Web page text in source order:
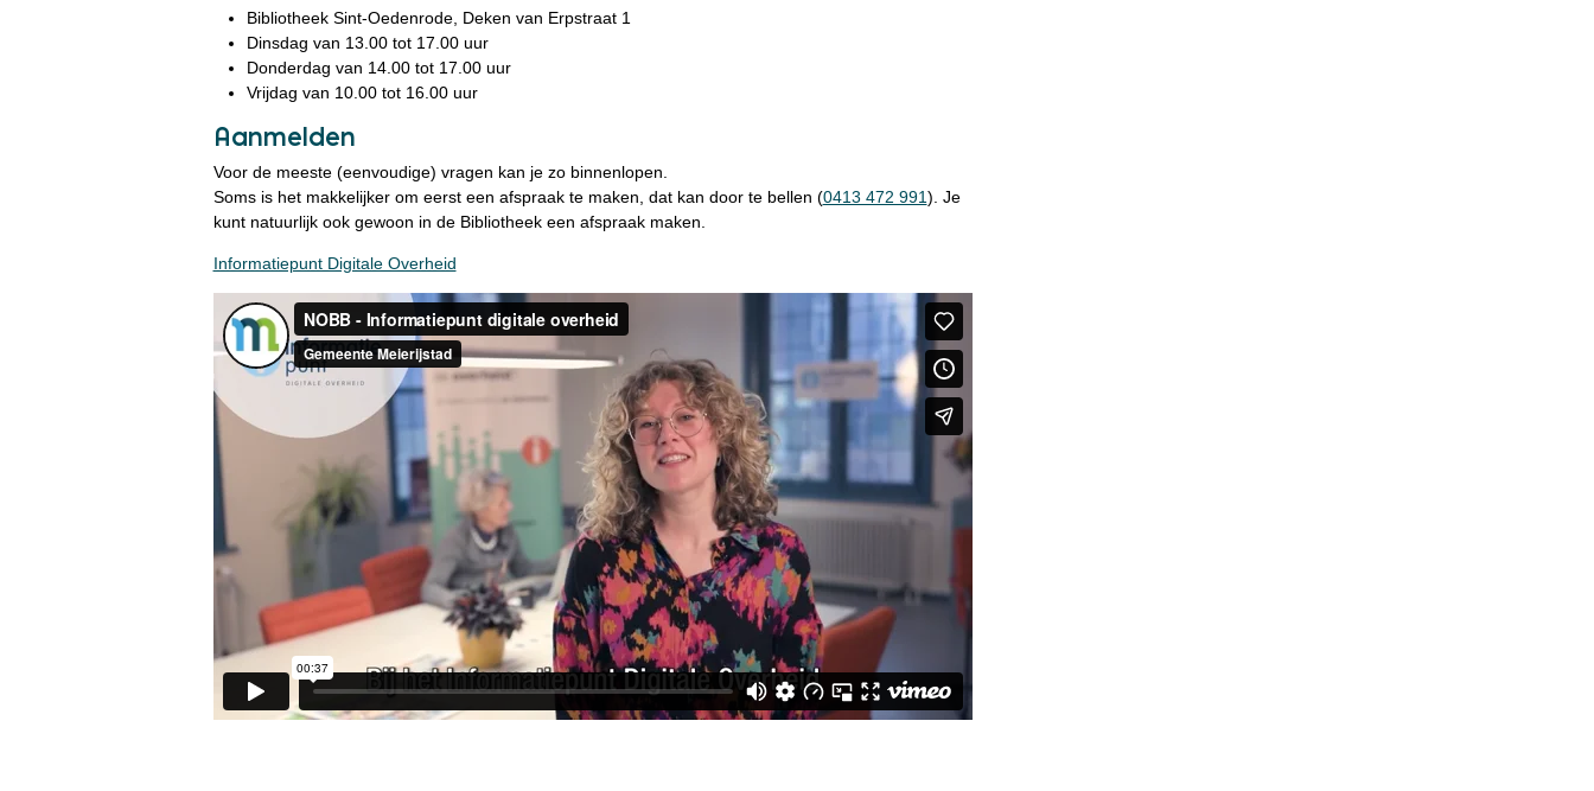
Bibliotheek Sint-Oedenrode, Deken van Erpstraat 1
Dinsdag van 13.00 tot 17.00 uur
Donderdag van 14.00 tot 17.00 uur
Vrijdag van 10.00 tot 16.00 uur
Aanmelden
Voor de meeste (eenvoudige) vragen kan je zo binnenlopen.
Soms is het makkelijker om eerst een afspraak te maken, dat kan door te bellen (0413 472 991). Je
kunt natuurlijk ook gewoon in de Bibliotheek een afspraak maken.
Informatiepunt Digitale Overheid